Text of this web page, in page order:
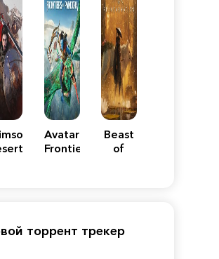
Avatar:
Frontiers
Beast
of
торрент трекер